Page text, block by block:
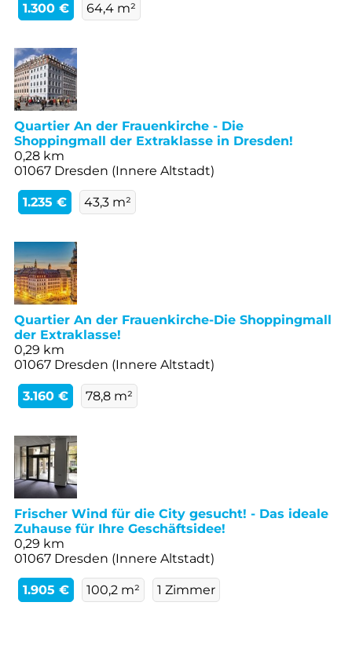
1.300 € 64,4 m²
Quartier An der Frauenkirche - Die
Shoppingmall der Extraklasse in Dresden!
0,28 km
01067 Dresden (Innere Altstadt)
1.235 € 43,3 m²
Quartier An der Frauenkirche-Die Shoppingmall
der Extraklasse!
0,29 km
01067 Dresden (Innere Altstadt)
3.160 € 78,8 m²
Frischer Wind für die City gesucht! - Das ideale
Zuhause für Ihre Geschäftsidee!
0,29 km
01067 Dresden (Innere Altstadt)
1.905 € 100,2 m² 1 Zimmer